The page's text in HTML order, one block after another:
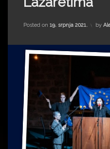
Impressum
Milenko Strižak
Drugi autori
Drugi autori
Matea Andrić
Ljiljana Lekanić-Kljaić
Željko Krznarić
Mario Lovreković
Miroslav Šantek
Posted on 19. srpnja 2021. by